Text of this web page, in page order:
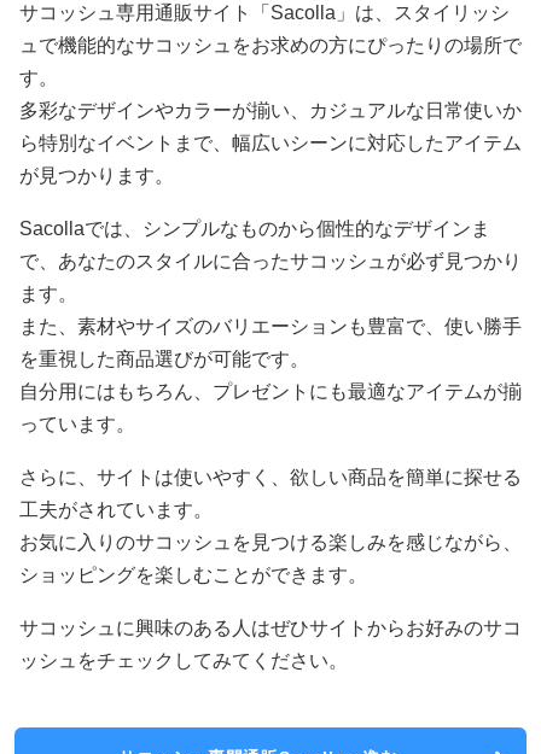
サコッシュ専用通販サイト「Sacolla」は、スタイリッシ
ュで機能的なサコッシュをお求めの方にぴったりの場所で
す。
多彩なデザインやカラーが揃い、カジュアルな日常使いか
ら特別なイベントまで、幅広いシーンに対応したアイテム
が見つかります。
Sacollaでは、シンプルなものから個性的なデザインま
で、あなたのスタイルに合ったサコッシュが必ず見つかり
ます。
また、素材やサイズのバリエーションも豊富で、使い勝手
を重視した商品選びが可能です。
自分用にはもちろん、プレゼントにも最適なアイテムが揃
っています。
さらに、サイトは使いやすく、欲しい商品を簡単に探せる
工夫がされています。
お気に入りのサコッシュを見つける楽しみを感じながら、
ショッピングを楽しむことができます。
サコッシュに興味のある人はぜひサイトからお好みのサコ
ッシュをチェックしてみてください。